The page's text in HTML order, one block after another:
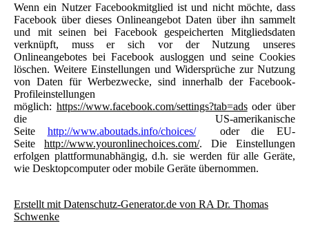
Wenn ein Nutzer Facebookmitglied ist und nicht möchte, dass
Facebook über dieses Onlineangebot Daten über ihn sammelt
und mit seinen bei Facebook gespeicherten Mitgliedsdaten
verknüpft, muss er sich vor der Nutzung unseres
Onlineangebotes bei Facebook ausloggen und seine Cookies
löschen. Weitere Einstellungen und Widersprüche zur Nutzung
von Daten für Werbezwecke, sind innerhalb der Facebook-
Profileinstellungen
möglich: https://www.facebook.com/settings?tab=adsoder über
die US-amerikanische
Seite http://www.aboutads.info/choices/
oder die EU-
Seite http://www.youronlinechoices.com/. Die Einstellungen
erfolgen plattformunabhängig, d.h. sie werden für alle Geräte,
wie Desktopcomputer oder mobile Geräte übernommen.
Erstellt mit Datenschutz-Generator.de von RA Dr. Thomas
Schwenke